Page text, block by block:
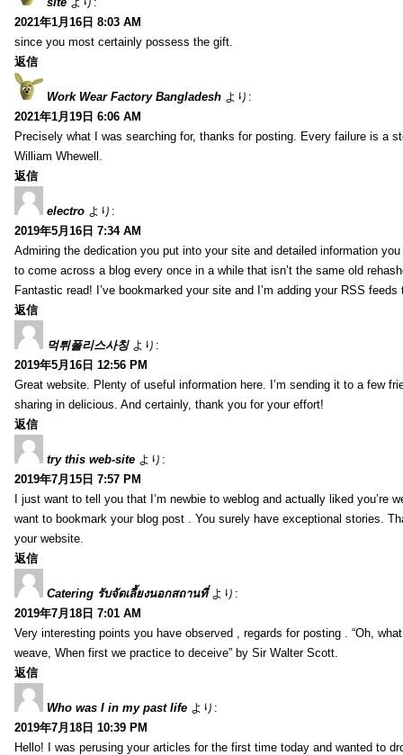
2021年1月16日 8:03 AM
since you most certainly possess the gift.
返信
Work Wear Factory Bangladesh より:
2021年1月19日 6:06 AM
Precisely what I was searching for, thanks for posting. Every failure is a
William Whewell.
返信
electro より:
2019年5月16日 7:34 AM
Admiring the dedication you put into your site and detailed information you
to come across a blog every once in a while that isn’t the same old
Fantastic read! I’ve bookmarked your site and I’m adding your RSS
返信
먹튀폴리스사칭 より:
2019年5月16日 12:56 PM
Great website. Plenty of useful information here. I’m sending it to a few
sharing in delicious. And certainly, thank you for your effort!
返信
try this web-site より:
2019年7月15日 7:57 PM
I just want to tell you that I’m newbie to weblog and actually liked you’re
want to bookmark your blog post . You surely have exceptional stories.
your website.
返信
Catering รับจัดเลี้ยงนอกสถานที่ より:
2019年7月18日 7:01 AM
Very interesting points you have observed , regards for posting . “Oh,
weave, When first we practice to deceive” by Sir Walter Scott.
返信
Who was I in my past life より:
2019年7月18日 10:39 PM
Hello! I was perusing your articles for the first time today and wanted to